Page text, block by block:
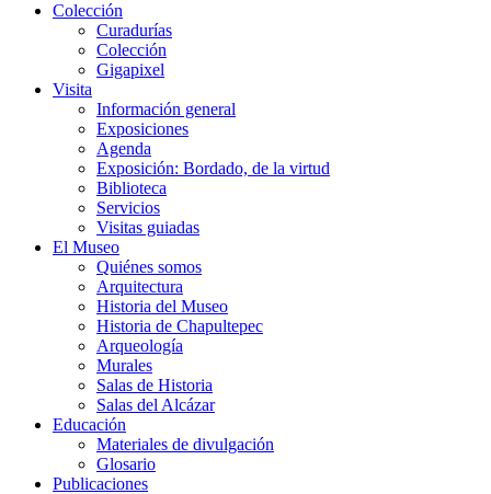
Colección
Curadurías
Colección
Gigapixel
Visita
Información general
Exposiciones
Agenda
Exposición: Bordado, de la virtud
Biblioteca
Servicios
Visitas guiadas
El Museo
Quiénes somos
Arquitectura
Historia del Museo
Historia de Chapultepec
Arqueología
Murales
Salas de Historia
Salas del Alcázar
Educación
Materiales de divulgación
Glosario
Publicaciones